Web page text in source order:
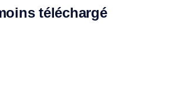
téléchargé